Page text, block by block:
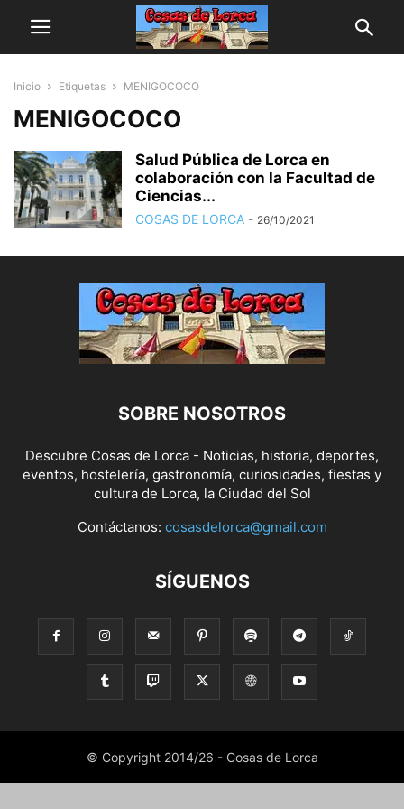
Inicio Etiquetas MENIGOCOCO
MENIGOCOCO
Salud Pública de Lorca en
colaboración con la Facultad de
Ciencias...
COSAS DE LORCA - 26/10/2021
SOBRE NOSOTROS
Descubre Cosas de Lorca - Noticias, historia, deportes,
eventos, hostelería, gastronomía, curiosidades, fiestas y
cultura de Lorca, la Ciudad del Sol
Contáctanos: cosasdelorca@gmail.com
SÍGUENOS
© Copyright 2014/26 - Cosas de Lorca